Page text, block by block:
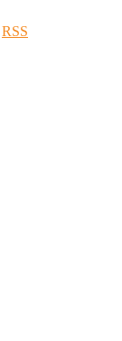
RSS